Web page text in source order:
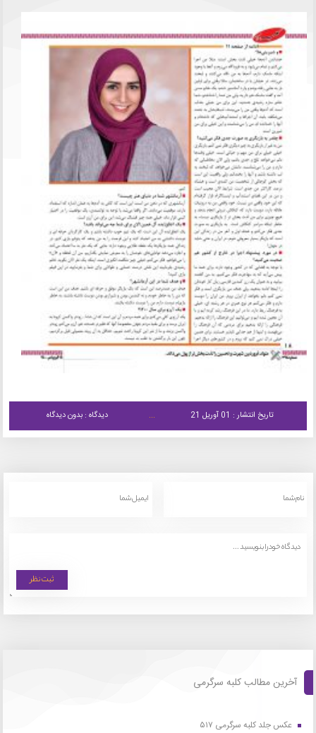
تاریخ انتشار : 01 آوریل 21 دیدگاه : بدون دیدگاه
آخرین مطالب کلبه سرگرمی
عکس جلد کلبه سرگرمی ۵۱۷